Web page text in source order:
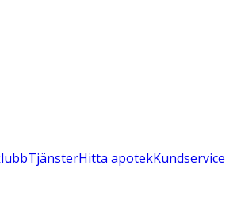
TjänsterHitta apotekKundservice